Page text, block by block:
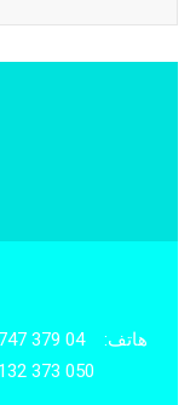
هاتف:
04 379 8747
050 373 4132